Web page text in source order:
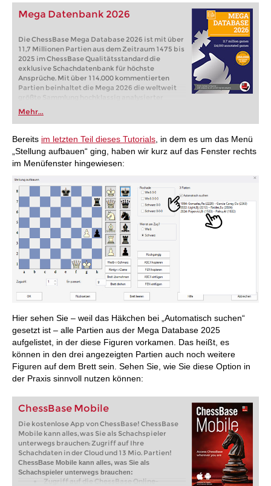
Mega Datenbank 2026
Die ChessBase Mega Database 2026 ist mit über
11,7 Millionen Partien aus dem Zeitraum 1475 bis
2025 im ChessBase Qualitätsstandard die
exklusive Schachdatenbank für höchste
Ansprüche. Mit über 114.000 kommentierten
Partien beinhaltet die Mega 2026 die weltweit
größte Sammlung hochklassig analysierter
Partien.
Mehr...
Bereits im letzten Teil dieses Tutorials , in dem es um das Menü
„Stellung aufbauen“ ging, haben wir kurz auf das Fenster rechts
im Menüfenster hingewiesen:
Hier sehen Sie – weil das Häkchen bei „Automatisch suchen“
gesetzt ist – alle Partien aus der Mega Database 2025
aufgelistet, in der diese Figuren vorkamen. Das heißt, es
können in den drei angezeigten Partien auch noch weitere
Figuren auf dem Brett sein. Sehen Sie, wie Sie diese Option in
der Praxis sinnvoll nutzen können:
ChessBase Mobile
Die kostenlose App von ChessBase! ChessBase
Mobile kann alles, was Sie als Schachspieler
unterwegs brauchen: Zugriff auf Ihre
Schachdaten in der Cloud und 13 Mio. Partien!
ChessBase Mobile kann alles, was Sie als
Schachspieler unterwegs brauchen:
Zugriff auf die ChessBase Online-